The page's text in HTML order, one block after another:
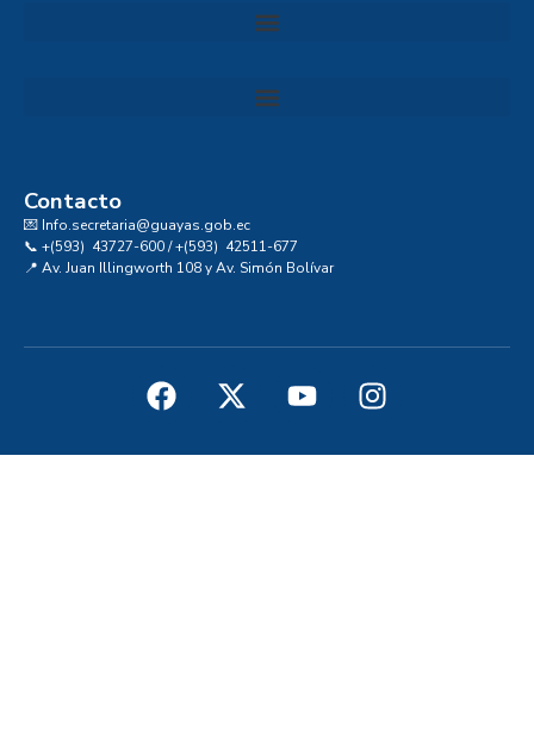
Contacto
💌 Info.secretaria@guayas.gob.ec
📞 +(593) 43727-600 / +(593) 42511-677
📍 Av. Juan Illingworth 108 y Av. Simón Bolívar